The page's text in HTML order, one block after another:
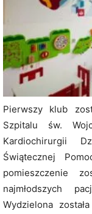
Pierwszy klub
Szpitalu św.
Kardiochirurgii
Świątecznej
pomieszczenie
najmłodszych
Wydzielona